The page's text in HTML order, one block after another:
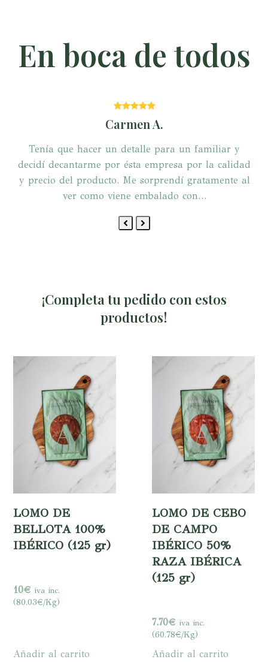
En boca de todos
Puntuación:
5
Carmen A.
Tenía que hacer un detalle para un familiar y
decidí decantarme por ésta empresa por la calidad
y precio del producto. Me sorprendí gratamente al
ver como viene embalado con…
Previous
Next
¡Completa tu pedido con estos
productos!
LOMO DE
BELLOTA 100%
IBÉRICO (125 gr)
10€ iva inc.
(80.03€/Kg)
Añadir al carrito
LOMO DE CEBO
DE CAMPO
IBÉRICO 50%
RAZA IBÉRICA
(125 gr)
7.70€ iva inc.
(60.78€/Kg)
Añadir al carrito